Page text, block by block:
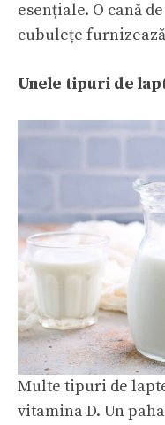
esențiale. O cană
cubulețe
Unele tipuri de
Multe tipuri de
vitamina D. Un